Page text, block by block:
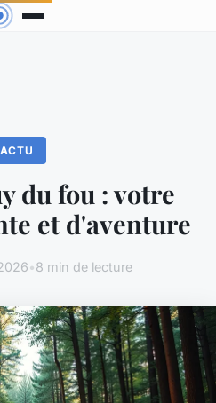
ACTU
du fou : votre
et d'aventure
•8 min de lecture